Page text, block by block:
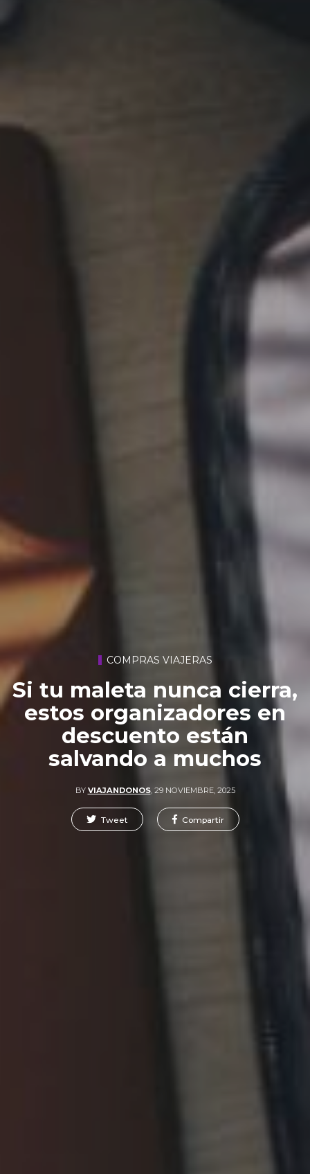
COMPRAS VIAJERAS
Si tu maleta nunca cierra,
estos organizadores en
descuento están
salvando a muchos
BY VIAJANDONOS, 29 NOVIEMBRE, 2025
Tweet Compartir